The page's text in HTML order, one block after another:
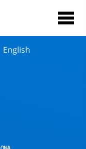
English